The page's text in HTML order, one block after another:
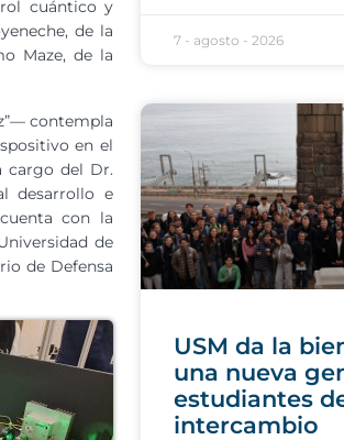
cuántico y
de la
Maze, de la
contempla
en el
cargo del Dr.
desarrollo e
con la
de
de Defensa
7 - agosto - 2026
USM da la
una nueva
estudiantes
intercambio